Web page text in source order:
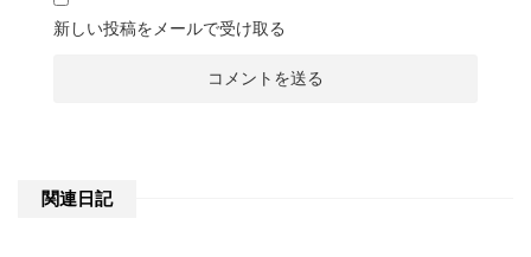
新しい投稿をメールで受け取る
関連日記